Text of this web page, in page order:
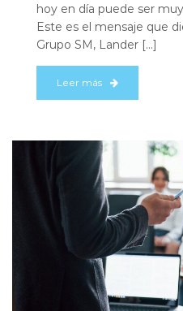
hoy en día puede ser
Este es el mensaje que
Grupo SM, Lander […]
Leer más